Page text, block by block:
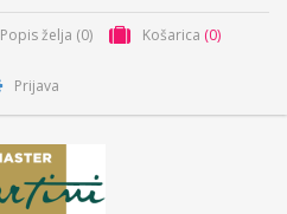
Popis želja (0) Košarica (0)
Prijava